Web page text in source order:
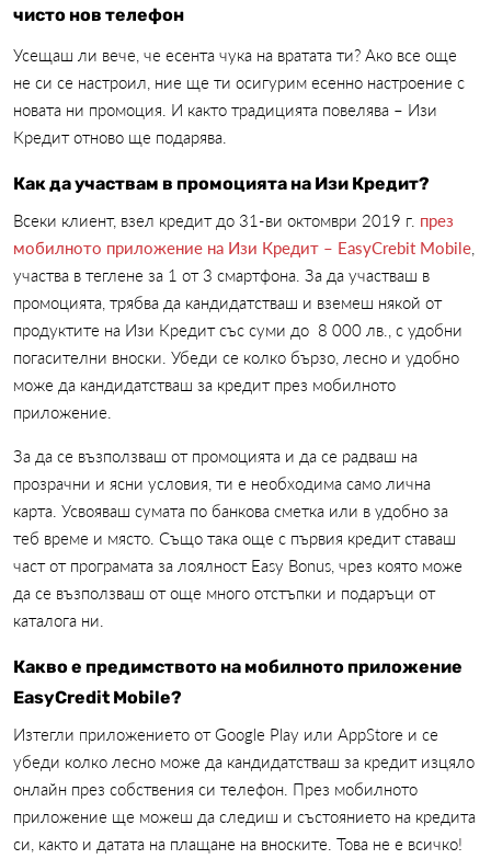
чисто нов телефон
Усещаш ли вече, че есента чука на вратата ти? Ако все още
не си се настроил, ние ще ти осигурим есенно настроение с
новата ни промоция. И както традицията повелява – Изи
Кредит отново ще подарява.
Как да участвам в промоцията на Изи Кредит?
Всеки клиент, взел кредит до 31-ви октомври 2019 г. през
мобилното приложение на Изи Кредит – EasyCrebit Mobile,
участва в теглене за 1 от 3 смартфона. За да участваш в
промоцията, трябва да кандидатстваш и вземеш някой от
продуктите на Изи Кредит със суми до 8 000 лв., с удобни
погасителни вноски. Убеди се колко бързо, лесно и удобно
може да кандидатстваш за кредит през мобилното
приложение.
За да се възползваш от промоцията и да се радваш на
прозрачни и ясни условия, ти е необходима само лична
карта. Усвояваш сумата по банкова сметка или в удобно за
теб време и място. Също така още с първия кредит ставаш
част от програмата за лоялност Easy Bonus, чрез която може
да се възползваш от още много отстъпки и подаръци от
каталога ни.
Какво е предимството на мобилното приложение
EasyCredit Mobile?
Изтегли приложението от Google Play или AppStore и се
убеди колко лесно може да кандидатстваш за кредит изцяло
онлайн през собствения си телефон. През мобилното
приложение ще можеш да следиш и състоянието на кредита
си, както и датата на плащане на вноските. Това не е всичко!